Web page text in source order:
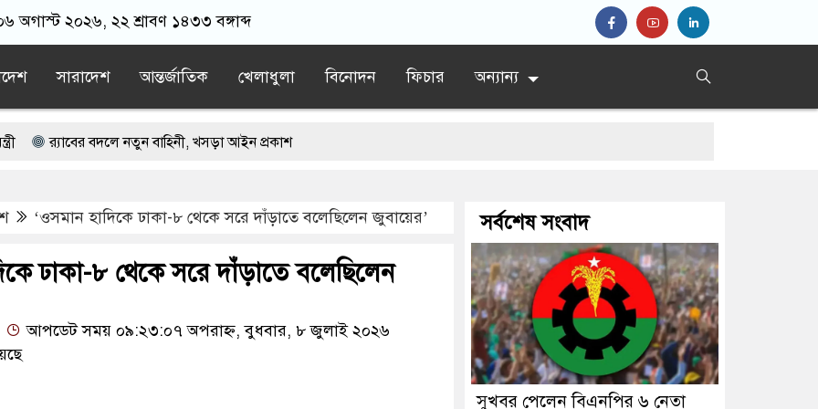
অগাস্ট ২০২৬, ২২ শ্রাবণ ১৪৩৩ বঙ্গাব্দ
সারাদেশ আন্তর্জাতিক খেলাধুলা বিনোদন ফিচার অন্যান্য
বদলে নতুন বাহিনী, খসড়া আইন প্রকাশ
বৈঠক, নজরে যুদ্ধবিরতি
দেশগুলোও নিরাপদ থাকবে না: ইরান
‘ওসমান হাদিকে ঢাকা-৮ থেকে সরে দাঁড়াতে বলেছিলেন জুবায়ের’
ঢাকা-৮ থেকে সরে দাঁড়াতে বলেছিলেন
আপডেট সময় ০৯:২৩:০৭ অপরাহ্ন, বুধবার, ৮ জুলাই ২০২৬
সর্বশেষ সংবাদ
সুখবর পেলেন বিএনপির ৬ নেতা